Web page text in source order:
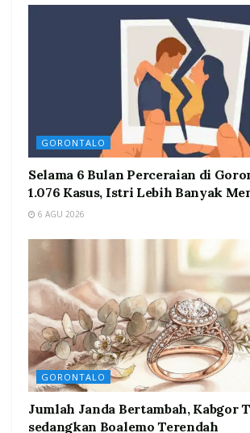
GORONTALO
Selama 6 Bulan Perceraian di
1.076 Kasus, Istri Lebih Banyak
6 AGU 2026
GORONTALO
Jumlah Janda Bertambah, Kabgor
sedangkan Boalemo Terendah